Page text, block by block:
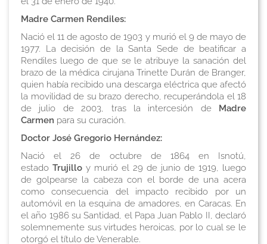
Madre Carmen Rendiles:
Nació el 11 de agosto de 1903 y murió el 9 de mayo de
1977. La decisión de la Santa Sede de beatificar a
Rendiles luego de que se le atribuye la sanación del
brazo de la médica cirujana Trinette Durán de Branger,
quien había recibido una descarga eléctrica que afectó
la movilidad de su brazo derecho, recuperándola el 18
de julio de 2003, tras la intercesión de Madre
Carmen para su curación.
Doctor José Gregorio Hernández:
Nació el 26 de octubre de 1864 en Isnotú,
estado Trujillo y murió el 29 de junio de 1919, luego
de golpearse la cabeza con el borde de una acera
como consecuencia del impacto recibido por un
automóvil en la esquina de amadores, en Caracas. En
el año 1986 su Santidad, el Papa Juan Pablo II, declaró
solemnemente sus virtudes heroicas, por lo cual se le
otorgó el título de Venerable.